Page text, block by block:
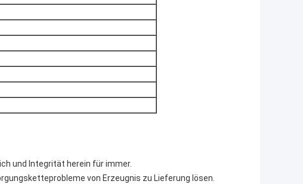
und Integrität herein für immer.
von Erzeugnis zu Lieferung lösen.